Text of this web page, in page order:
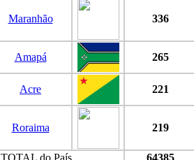
Maranhão 336
Amapá 265
Acre 221
Roraima 219
TOTAL do País 64385